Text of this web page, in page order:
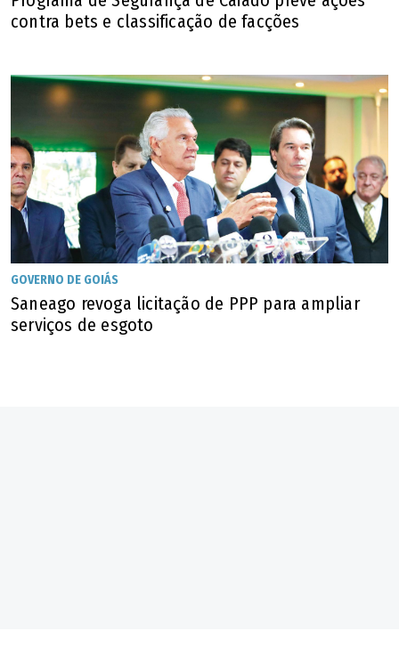
Bela Vista de Goiás
Bom Jardim de Goiás
Bom Jesus de Goiás
Bonfinópolis
Bonópolis
Brazabrantes
contra bets e classificação de facções
GOVERNO DE GOIÁS
Saneago revoga licitação de PPP para ampliar
serviços de esgoto